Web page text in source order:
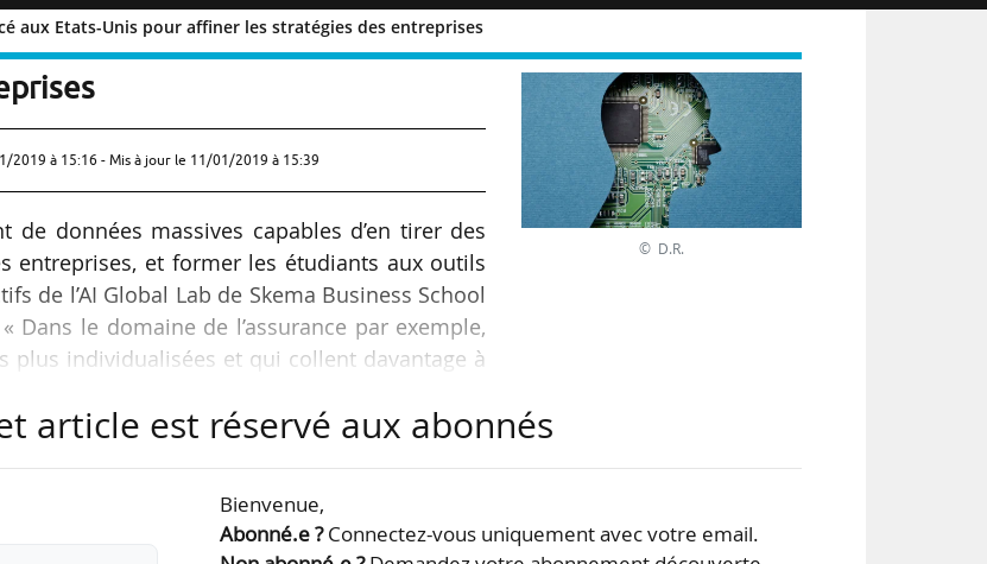
aux Etats-Unis pour affiner les stratégies des entreprises
d’IA lancé aux Etats-Unis pour
2019 à 15:16 - Mis à jour le 11/01/2019 à 15:39
données massives capables d’en tirer des
entreprises, et former les étudiants aux outils
de l’AI Global Lab de Skema Business School
le domaine de l’assurance par exemple,
individualisées et qui collent davantage à
possède à Raleigh, en Caroline du Nord.
Unis et non de la France…
© D.R.
article est réservé aux abonnés
Bienvenue,
Abonné.e ?Connectez-vous uniquement avec votre email.